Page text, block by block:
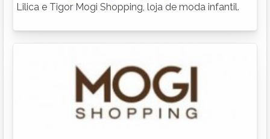
Lilica e Tigor Mogi Shopping, loja de moda infantil.